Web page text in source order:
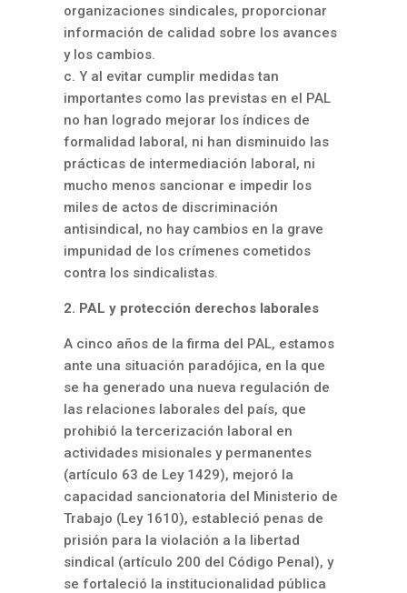
organizaciones sindicales, proporcionar
información de calidad sobre los avances
y los cambios.
c. Y al evitar cumplir medidas tan
importantes como las previstas en el PAL
no han logrado mejorar los índices de
formalidad laboral, ni han disminuido las
prácticas de intermediación laboral, ni
mucho menos sancionar e impedir los
miles de actos de discriminación
antisindical, no hay cambios en la grave
impunidad de los crímenes cometidos
contra los sindicalistas.
2. PAL y protección derechos laborales
A cinco años de la firma del PAL, estamos
ante una situación paradójica, en la que
se ha generado una nueva regulación de
las relaciones laborales del país, que
prohibió la tercerización laboral en
actividades misionales y permanentes
(artículo 63 de Ley 1429), mejoró la
capacidad sancionatoria del Ministerio de
Trabajo (Ley 1610), estableció penas de
prisión para la violación a la libertad
sindical (artículo 200 del Código Penal), y
se fortaleció la institucionalidad pública